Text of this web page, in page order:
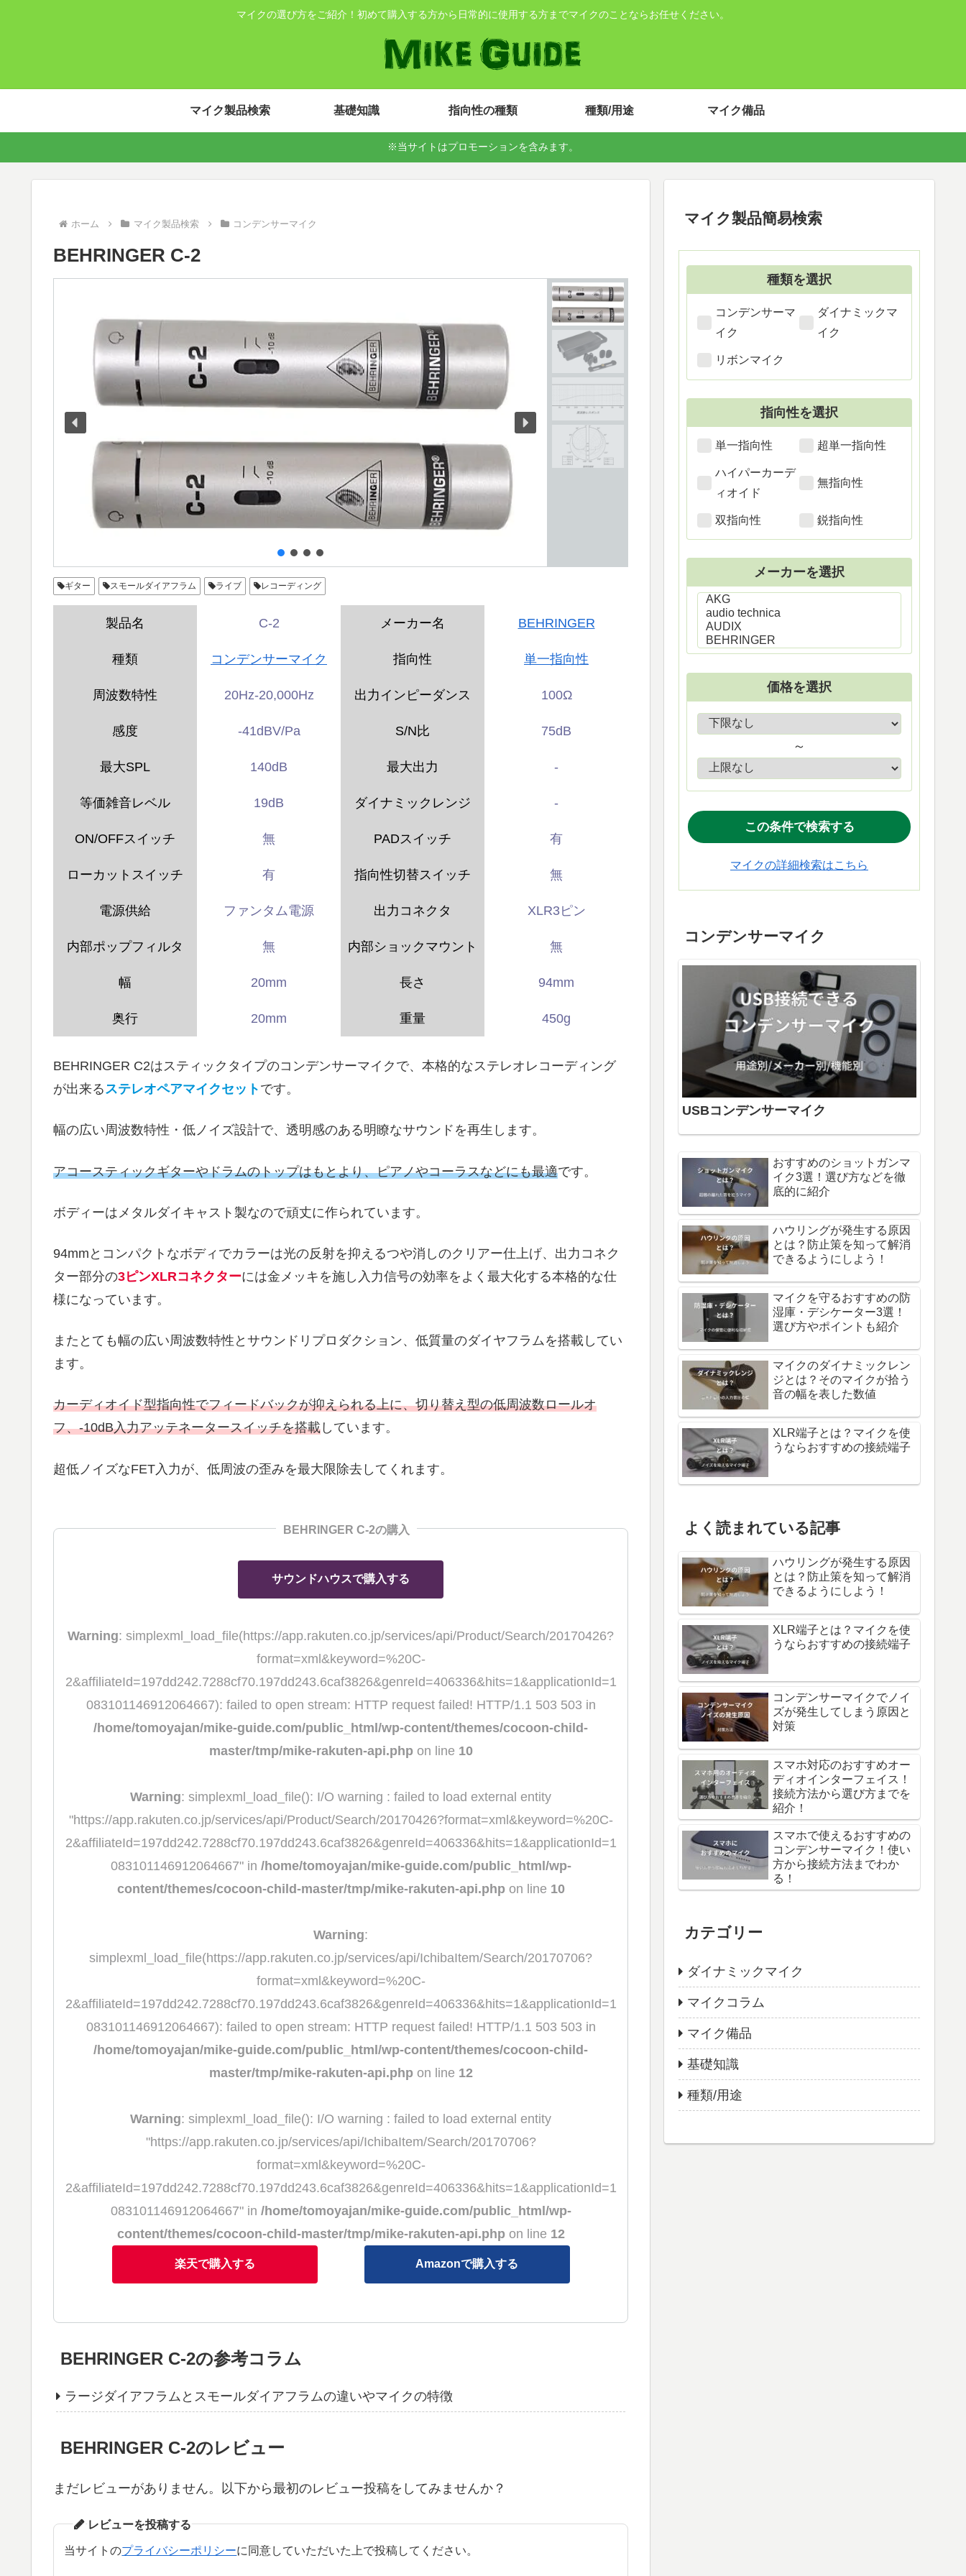
マイクの選び方をご紹介！初めて購入する方から日常的に使用する方までマイクのことならお任せください。
マイク製品検索 基礎知識 指向性の種類 種類/用途 マイク備品
※当サイトはプロモーションを含みます。
ホーム マイク製品検索 コンデンサーマイク
BEHRINGER C-2
ギター スモールダイアフラム ライブ レコーディング
製品名 C-2 メーカー名 BEHRINGER
種類 コンデンサーマイク 指向性 単一指向性
周波数特性 20Hz-20,000Hz 出力インピーダンス 100Ω
感度 -41dBV/Pa S/N比 75dB
最大SPL 140dB 最大出力 -
等価雑音レベル 19dB ダイナミックレンジ -
ON/OFFスイッチ 無 PADスイッチ 有
ローカットスイッチ 有 指向性切替スイッチ 無
電源供給 ファンタム電源 出力コネクタ XLR3ピン
内部ポップフィルタ 無 内部ショックマウント 無
幅 20mm 長さ 94mm
奥行 20mm 重量 450g
BEHRINGER C2はスティックタイプのコンデンサーマイクで、本格的なステレオレコーディング
が出来るステレオペアマイクセット です。
幅の広い周波数特性・低ノイズ設計で、透明感のある明瞭なサウンドを再生します。
アコースティックギターやドラムのトップはもとより、ピアノやコーラスなどにも最適です。
ボディーはメタルダイキャスト製なので頑丈に作られています。
94mmとコンパクトなボディでカラーは光の反射を抑えるつや消しのクリアー仕上げ、出力コネク
ター部分の3ピンXLRコネクターには金メッキを施し入力信号の効率をよく最大化する本格的な仕
様になっています。
またとても幅の広い周波数特性とサウンドリプロダクション、低質量のダイヤフラムを搭載してい
ます。
カーディオイド型指向性でフィードバックが抑えられる上に、切り替え型の低周波数ロールオ
フ、-10dB入力アッテネータースイッチを搭載 しています。
超低ノイズなFET入力が、低周波の歪みを最大限除去してくれます。
BEHRINGER C-2の購入
サウンドハウスで購入する
Warning: simplexml_load_file(https://app.rakuten.co.jp/services/api/Product/Search/20170426?
format=xml&keyword=%20C-
2&affiliateId=197dd242.7288cf70.197dd243.6caf3826&genreId=406336&hits=1&applicationId=1
083101146912064667): failed to open stream: HTTP request failed! HTTP/1.1 503 503 in
/home/tomoyajan/mike-guide.com/public_html/wp-content/themes/cocoon-child-
master/tmp/mike-rakuten-api.phpon line 10
Warning: simplexml_load_file(): I/O warning : failed to load external entity
"https://app.rakuten.co.jp/services/api/Product/Search/20170426?format=xml&keyword=%20C-
2&affiliateId=197dd242.7288cf70.197dd243.6caf3826&genreId=406336&hits=1&applicationId=1
083101146912064667" in /home/tomoyajan/mike-guide.com/public_html/wp-
content/themes/cocoon-child-master/tmp/mike-rakuten-api.phpon line 10
Warning:
simplexml_load_file(https://app.rakuten.co.jp/services/api/IchibaItem/Search/20170706?
format=xml&keyword=%20C-
2&affiliateId=197dd242.7288cf70.197dd243.6caf3826&genreId=406336&hits=1&applicationId=1
083101146912064667): failed to open stream: HTTP request failed! HTTP/1.1 503 503 in
/home/tomoyajan/mike-guide.com/public_html/wp-content/themes/cocoon-child-
master/tmp/mike-rakuten-api.phpon line 12
Warning: simplexml_load_file(): I/O warning : failed to load external entity
"https://app.rakuten.co.jp/services/api/IchibaItem/Search/20170706?
format=xml&keyword=%20C-
2&affiliateId=197dd242.7288cf70.197dd243.6caf3826&genreId=406336&hits=1&applicationId=1
083101146912064667" in /home/tomoyajan/mike-guide.com/public_html/wp-
content/themes/cocoon-child-master/tmp/mike-rakuten-api.phpon line 12
楽天で購入する Amazonで購入する
BEHRINGER C-2の参考コラム
ラージダイアフラムとスモールダイアフラムの違いやマイクの特徴
BEHRINGER C-2のレビュー
まだレビューがありません。以下から最初のレビュー投稿をしてみませんか？
レビューを投稿する
当サイトのプライバシーポリシーに同意していただいた上で投稿してください。
マイク製品簡易検索
種類を選択
コンデンサーマ
イク
ダイナミックマ
イク
リボンマイク
指向性を選択
単一指向性 超単一指向性
ハイパーカーデ
ィオイド
無指向性
双指向性 鋭指向性
メーカーを選択
価格を選択
～
マイクの詳細検索はこちら
コンデンサーマイク
USBコンデンサーマイク
おすすめのショットガンマ
イク3選！選び方などを徹
底的に紹介
ハウリングが発生する原因
とは？防止策を知って解消
できるようにしよう！
マイクを守るおすすめの防
湿庫・デシケーター3選！
選び方やポイントも紹介
マイクのダイナミックレン
ジとは？そのマイクが拾う
音の幅を表した数値
XLR端子とは？マイクを使
うならおすすめの接続端子
よく読まれている記事
ハウリングが発生する原因
とは？防止策を知って解消
できるようにしよう！
XLR端子とは？マイクを使
うならおすすめの接続端子
コンデンサーマイクでノイ
ズが発生してしまう原因と
対策
スマホ対応のおすすめオー
ディオインターフェイス！
接続方法から選び方までを
紹介！
スマホで使えるおすすめの
コンデンサーマイク！使い
方から接続方法までわか
る！
カテゴリー
ダイナミックマイク
マイクコラム
マイク備品
基礎知識
種類/用途